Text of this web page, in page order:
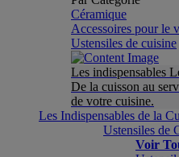
Céramique
Accessoires pour le
Ustensiles de cuisine
Les indispensables
De la cuisson au
de votre cuisine.
Les Indispensables de la
Ustensiles de
Voir